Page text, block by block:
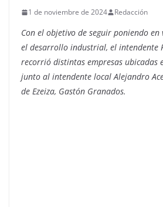
1 de noviembre de 2024 Redacción
Con el objetivo de seguir poniendo
el desarrollo industrial, el intendente
recorrió distintas empresas ubicadas
junto al intendente local Alejandro
de Ezeiza, Gastón Granados.